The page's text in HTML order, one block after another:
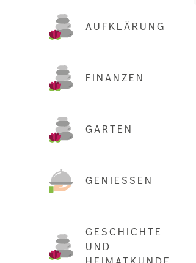
AUFKLÄRUNG
FINANZEN
GARTEN
GENIESSEN
GESCHICHTE
UND